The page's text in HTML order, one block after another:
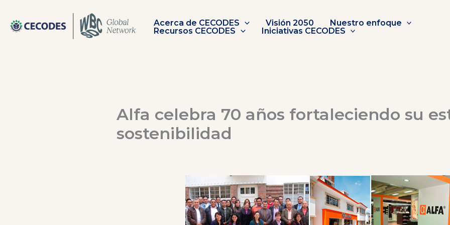
contenido
Acerca de CECODES Visión 2050
Nuestro enfoque
Recursos CECODES
Iniciativas CECODES
Alfa celebra 70 años fortaleciendo su
sostenibilidad